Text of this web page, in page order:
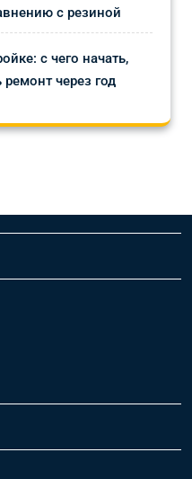
с резиной
с чего начать,
через год